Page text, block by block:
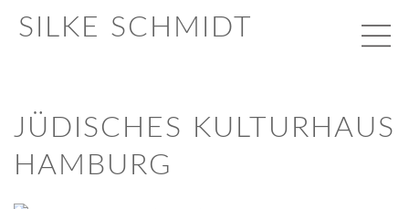
SILKE SCHMIDT
JÜDISCHES KULTURHAUS
HAMBURG